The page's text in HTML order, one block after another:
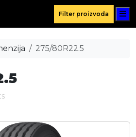
Filter proizvoda
275/80R22.5